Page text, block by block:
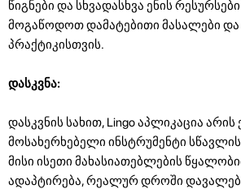
წიგნები და სხვადასხვა ენის
მოგაწოდოთ დამატებითი მასალები
პრაქტიკისთვის.
დასკვნა:
დასკვნის სახით, Lingo აპლიკაცია
მოსახერხებელი ინსტრუმენტი
მისი ისეთი მახასიათებლების
ადაპტირება, რეალურ დროში